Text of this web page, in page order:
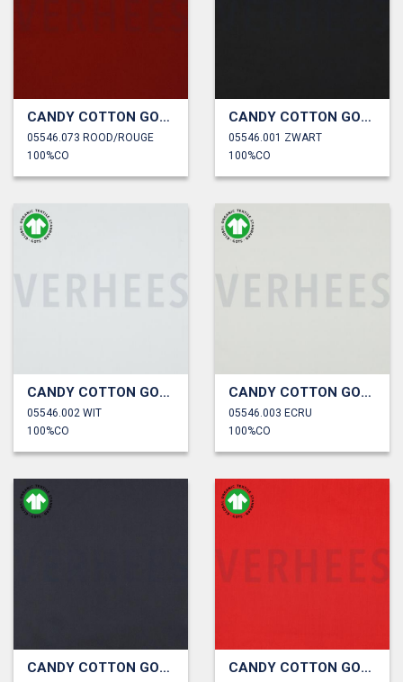
CANDY COTTON GOTS
05546.073 ROOD/ROUGE
100%CO
CANDY COTTON GOTS
05546.001 ZWART
100%CO
CANDY COTTON GOTS
05546.002 WIT
100%CO
CANDY COTTON GOTS
05546.003 ECRU
100%CO
CANDY COTTON GOTS CANDY COTTON GOTS